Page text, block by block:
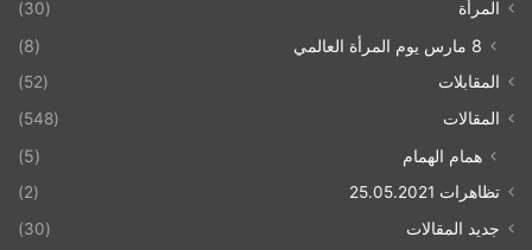
المرأة (30)
8 مارس يوم المرأة العالمي (8)
المقابلات
(52)
المقالات
(548)
همام الهمام (5)
تظاهرات 25.05.2021
(2)
جديد المقالات
(30)